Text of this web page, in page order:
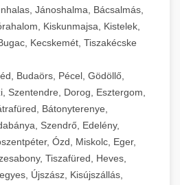
Jánoshalma, Bácsalmás,
Kiskunmajsa, Kistelek,
Kecskemét, Tiszakécske
Budaörs, Pécel, Gödöllő,
Szentendre, Dorog, Esztergom,
Bátonyterenye,
Szendrő, Edelény,
Ózd, Miskolc, Eger,
Tiszafüred, Heves,
Újszász, Kisújszállás,